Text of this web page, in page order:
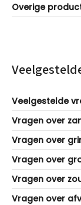
Overige
Veelgestelde
Vragen over
Vragen over
Vragen over
Vragen over
Vragen over